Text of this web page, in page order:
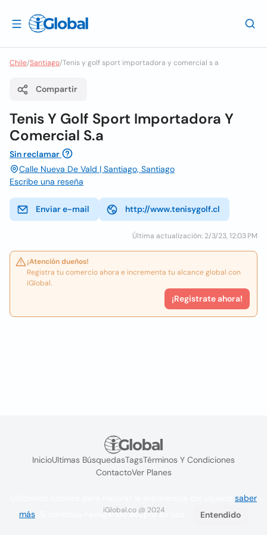
Chile/Santiago/Tenis y golf sport importadora y comercial s a
Compartir
Tenis Y Golf Sport Importadora Y
Comercial S.a
Sin reclamar
Calle Nueva De Vald | Santiago, Santiago
Escribe una reseña
Enviar e-mail http://www.tenisygolf.cl
Última actualización: 2/3/23, 12:03 PM
¡Atención dueños!
Registra tu comercio ahora e incrementa tu alcance global con
iGlobal.
¡Registrate ahora!
InicioUltimas BúsquedasTagsTérminos Y Condiciones
ContactoVer Planes
iGlobal.co @ 2024
saber
más . Si continúa navegando acepta su uso. Entendido